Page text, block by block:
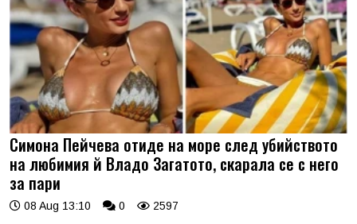
Симона Пейчева отиде на море след убийството
на любимия й Владо Загатото, скарала се с него
за пари
08 Aug 13:10 0 2597